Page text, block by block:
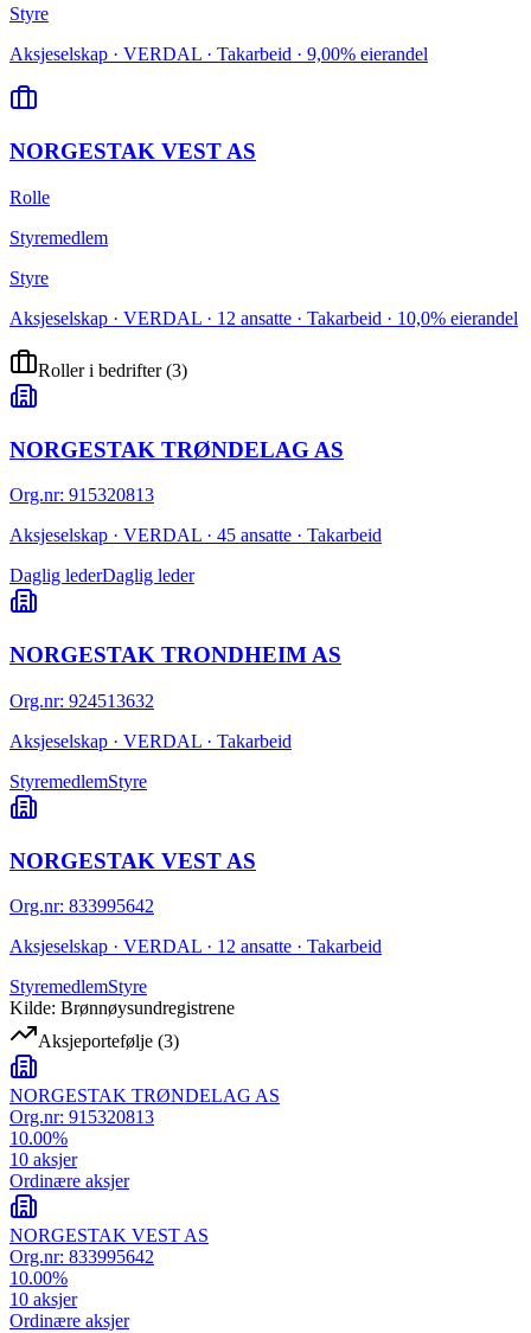
Styre
Aksjeselskap · VERDAL · Takarbeid · 9,00% eierandel
NORGESTAK VEST AS
Rolle
Styremedlem
Styre
Aksjeselskap · VERDAL · 12 ansatte · Takarbeid · 10,0% eierandel
Roller i bedrifter(3)
NORGESTAK TRØNDELAG AS
Org.nr: 915320813
Aksjeselskap · VERDAL · 45 ansatte · Takarbeid
Daglig lederDaglig leder
NORGESTAK TRONDHEIM AS
Org.nr: 924513632
Aksjeselskap · VERDAL · Takarbeid
StyremedlemStyre
NORGESTAK VEST AS
Org.nr: 833995642
Aksjeselskap · VERDAL · 12 ansatte · Takarbeid
StyremedlemStyre
Kilde: Brønnøysundregistrene
Aksjeportefølje (3)
NORGESTAK TRØNDELAG AS
Org.nr: 915320813
10.00%
10 aksjer
Ordinære aksjer
NORGESTAK VEST AS
Org.nr: 833995642
10.00%
10 aksjer
Ordinære aksjer